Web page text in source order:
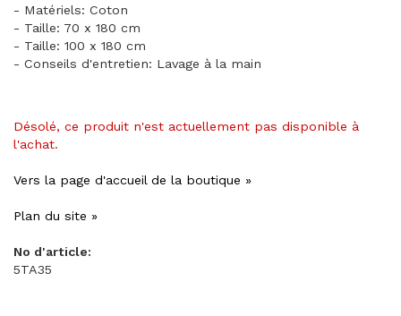
- Matériels: Coton
- Taille: 70 x 180 cm
- Taille: 100 x 180 cm
- Conseils d'entretien: Lavage à la main
Désolé, ce produit n'est actuellement pas disponible à
l'achat.
Vers la page d'accueil de la boutique »
Plan du site »
No d'article:
5TA35